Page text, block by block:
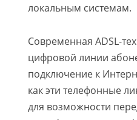
локальным системам.
Современная ADSL-
цифровой линии
подключение к
как эти телефонные
для возможности